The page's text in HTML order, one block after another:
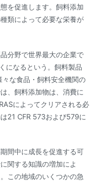
を促進します。飼料添加
類によって必要な栄養が
分野で世界最大の企業で
になるという。飼料製品
な食品・飼料安全機関の
、飼料添加物は、消費に
によってクリアされる必
21 CFR 573および579に
間中に成長を促進する可
関する知識の増加によ
この地域のいくつかの急